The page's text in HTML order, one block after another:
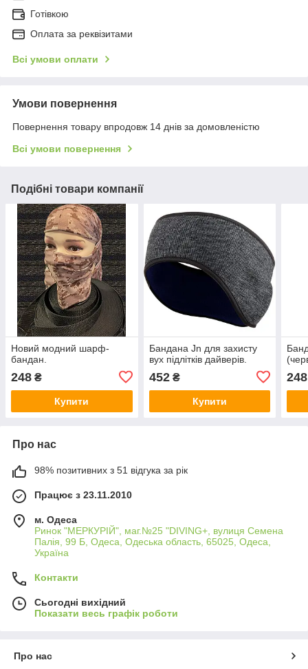
Готівкою
Оплата за реквізитами
Всі умови оплати
Умови повернення
Повернення товару впродовж 14 днів за домовленістю
Всі умови повернення
Подібні товари компанії
Новий модний шарф-
бандан.
248 ₴
Купити
Бандана Jn для захисту
вух підлітків дайверів.
452₴
Купити
248
Про нас
98% позитивних з 51 відгука за рік
Працює з 23.11.2010
м. Одеса
Ринок "МЕРКУРІЙ", маг.№25 "DIVING+, вулиця Семена
Палія, 99 Б, Одеса, Одеська область, 65025, Одеса,
Україна
Контакти
Сьогодні вихідний
Показати весь графік роботи
Про нас